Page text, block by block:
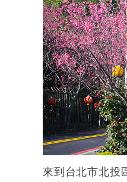
來到台北市北投